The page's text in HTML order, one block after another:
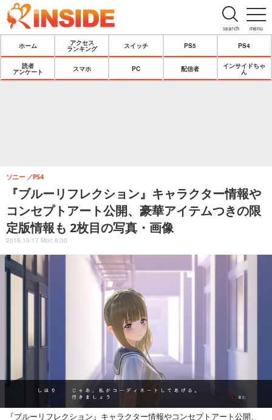
menu
search
ホーム
アクセス
ランキング
スイッチ PS5 PS4
読者
アンケート
スマホ PC 配信者
インサイドちゃ
ん
『ブルーリフレクション』キャラクター情報や
コンセプトアート公開、豪華アイテムつきの限
定版情報も 2枚目の写真・画像
ソニー PS4
2016.10.17 Mon 0:00
『ブルーリフレクション』キャラクター情報やコンセプトアート公開、